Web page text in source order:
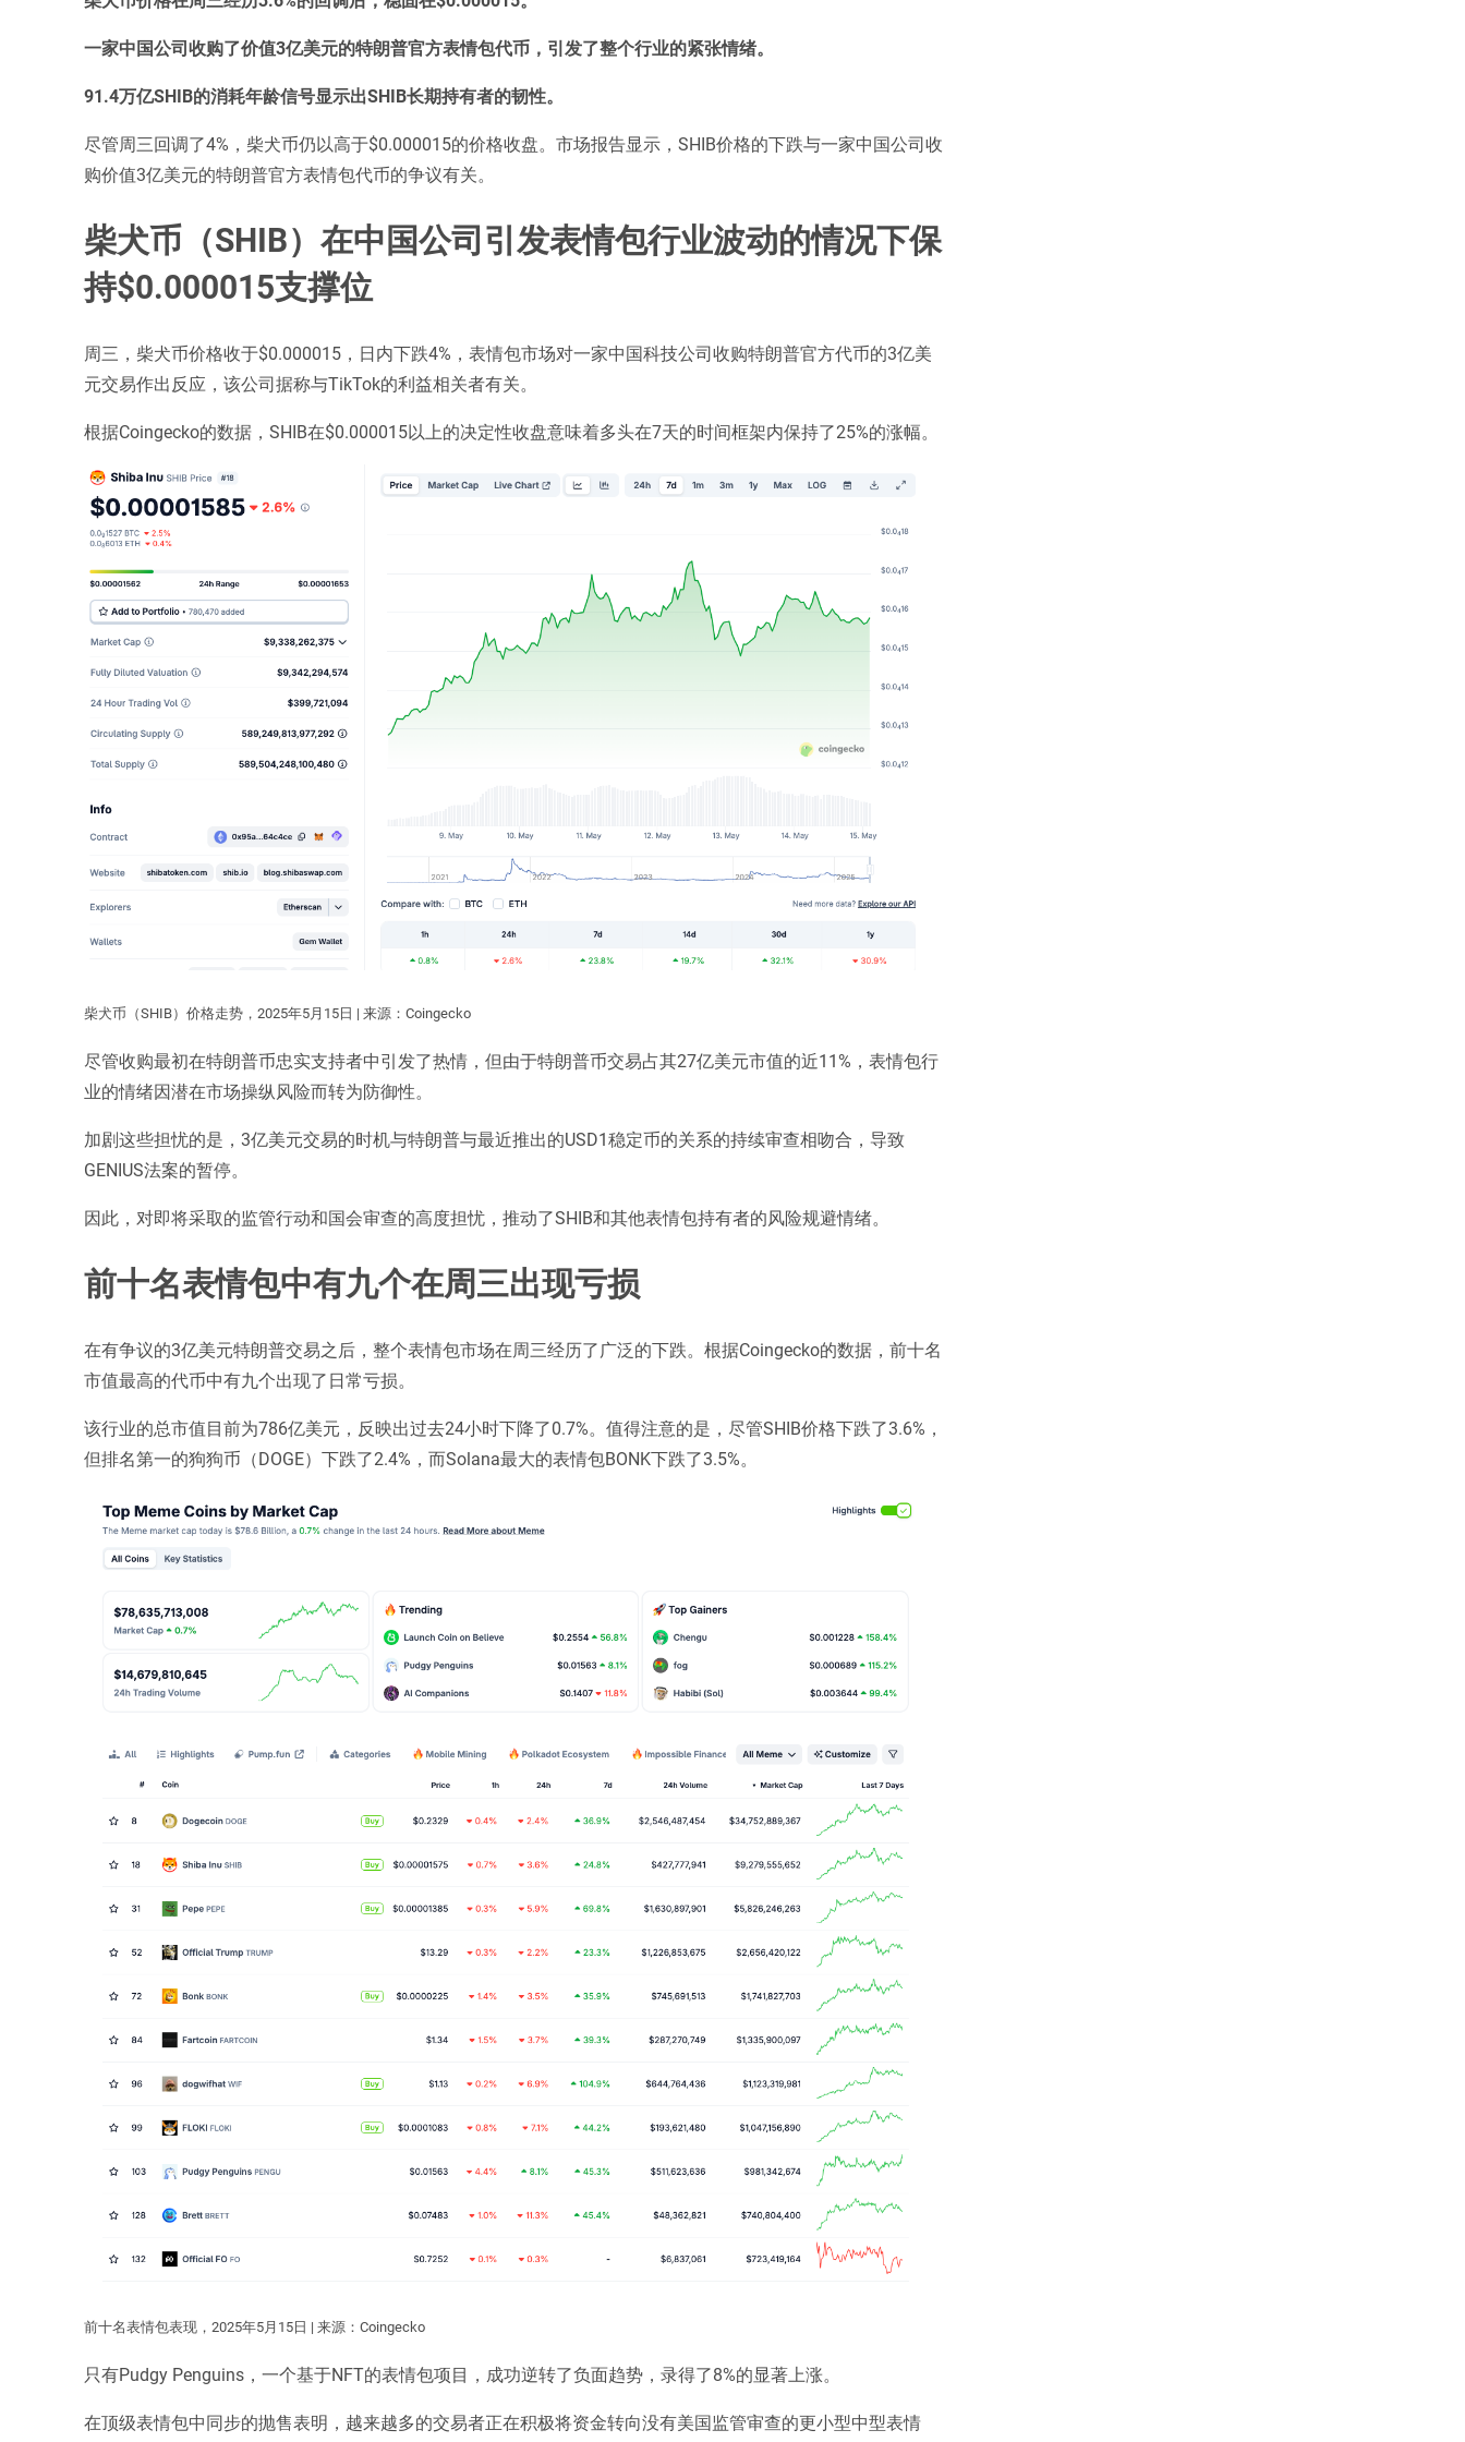
一家中国公司收购了价值3亿美元的特朗普官方表情包代币，引发了整个行业的紧张情绪。
91.4万亿SHIB的消耗年龄信号显示出SHIB长期持有者的韧性。
尽管周三回调了4%，柴犬币仍以高于$0.000015的价格收盘。市场报告显示，SHIB价格的下跌与一家中国公司收
购价值3亿美元的特朗普官方表情包代币的争议有关。
柴犬币（SHIB）在中国公司引发表情包行业波动的情况下保
持$0.000015支撑位
周三，柴犬币价格收于$0.000015，日内下跌4%，表情包市场对一家中国科技公司收购特朗普官方代币的3亿美
元交易作出反应，该公司据称与TikTok的利益相关者有关。
根据Coingecko的数据，SHIB在$0.000015以上的决定性收盘意味着多头在7天的时间框架内保持了25%的涨幅。
柴犬币（SHIB）价格走势，2025年5月15日 | 来源：Coingecko
尽管收购最初在特朗普币忠实支持者中引发了热情，但由于特朗普币交易占其27亿美元市值的近11%，表情包行
业的情绪因潜在市场操纵风险而转为防御性。
加剧这些担忧的是，3亿美元交易的时机与特朗普与最近推出的USD1稳定币的关系的持续审查相吻合，导致
GENIUS法案的暂停。
因此，对即将采取的监管行动和国会审查的高度担忧，推动了SHIB和其他表情包持有者的风险规避情绪。
前十名表情包中有九个在周三出现亏损
在有争议的3亿美元特朗普交易之后，整个表情包市场在周三经历了广泛的下跌。根据Coingecko的数据，前十名
市值最高的代币中有九个出现了日常亏损。
该行业的总市值目前为786亿美元，反映出过去24小时下降了0.7%。值得注意的是，尽管SHIB价格下跌了3.6%，
但排名第一的狗狗币（DOGE）下跌了2.4%，而Solana最大的表情包BONK下跌了3.5%。
前十名表情包表现，2025年5月15日 | 来源：Coingecko
只有Pudgy Penguins，一个基于NFT的表情包项目，成功逆转了负面趋势，录得了8%的显著上涨。
在顶级表情包中同步的抛售表明，越来越多的交易者正在积极将资金转向没有美国监管审查的更小型中型表情